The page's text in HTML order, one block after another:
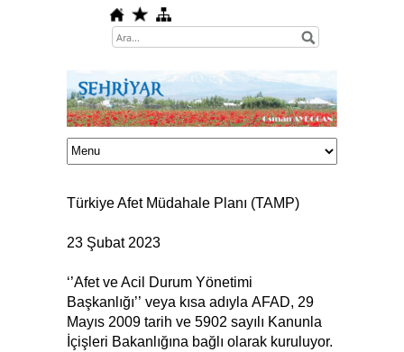
Türkiye Afet Müdahale Planı (TAMP)
23 Şubat 2023
‘’Afet ve Acil Durum Yönetimi
Başkanlığı’’ veya kısa adıyla AFAD, 29
Mayıs 2009 tarih ve 5902 sayılı Kanunla
İçişleri Bakanlığına bağlı olarak kuruluyor.